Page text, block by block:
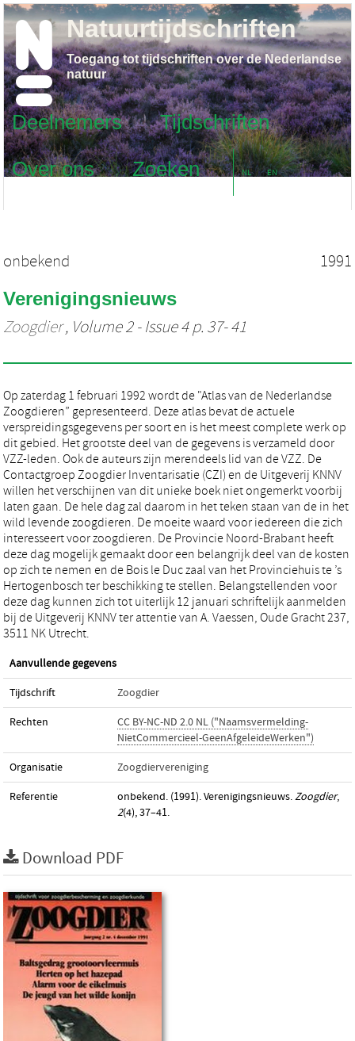
Deelnemers
Tijdschriften
Over ons
Zoeken NL EN
Natuurtijdschriften
Toegang tot tijdschriften over de Nederlandse
natuur
onbekend 1991
Verenigingsnieuws
Zoogdier, Volume 2 - Issue 4 p. 37- 41
Op zaterdag 1 februari 1992 wordt de "Atlas van de Nederlandse
Zoogdieren” gepresenteerd. Deze atlas bevat de actuele
verspreidingsgegevens per soort en is het meest complete werk op
dit gebied. Het grootste deel van de gegevens is verzameld door
VZZ-leden. Ook de auteurs zijn merendeels lid van de VZZ. De
Contactgroep Zoogdier Inventarisatie (CZI) en de Uitgeverij KNNV
willen het verschijnen van dit unieke boek niet ongemerkt voorbij
laten gaan. De hele dag zal daarom in het teken staan van de in het
wild levende zoogdieren. De moeite waard voor iedereen die zich
interesseert voor zoogdieren. De Provincie Noord-Brabant heeft
deze dag mogelijk gemaakt door een belangrijk deel van de kosten
op zich te nemen en de Bois le Duc zaal van het Provinciehuis te ’s
Hertogenbosch ter beschikking te stellen. Belangstellenden voor
deze dag kunnen zich tot uiterlijk 12 januari schriftelijk aanmelden
bij de Uitgeverij KNNV ter attentie van A. Vaessen, Oude Gracht 237,
3511 NK Utrecht.
Aanvullende gegevens
Tijdschrift Zoogdier
Rechten
CC BY-NC-ND 2.0 NL ("Naamsvermelding-
NietCommercieel-GeenAfgeleideWerken")
Organisatie Zoogdiervereniging
Referentie onbekend. (1991). Verenigingsnieuws.Zoogdier,
2(4), 37–41.
Download PDF